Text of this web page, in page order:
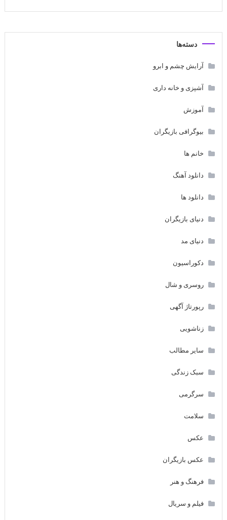
دسته‌ها
آرایش چشم و ابرو
آشپزی و خانه داری
آموزش
بیوگرافی بازیگران
خانم ها
دانلود آهنگ
دانلود ها
دنیای بازیگران
دنیای مد
دکوراسیون
روسری و شال
رپورتاژ آگهی
زناشویی
سایر مطالب
سبک زندگی
سرگرمی
سلامت
عکس
عکس بازیگران
فرهنگ و هنر
فیلم و سریال